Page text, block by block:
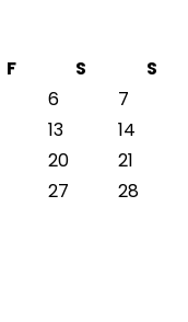
F S
S
6
7
13
14
20
21
27
28